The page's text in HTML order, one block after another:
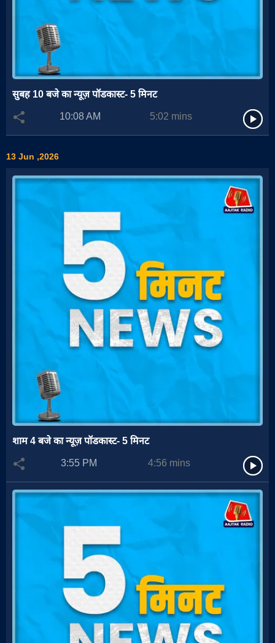
सुबह 10 बजे का न्यूज़ पॉडकास्ट- 5 मिनट
10:08 AM
5:02 mins
13 Jun ,2026
शाम 4 बजे का न्यूज़ पॉडकास्ट- 5 मिनट
3:55 PM
4:56 mins